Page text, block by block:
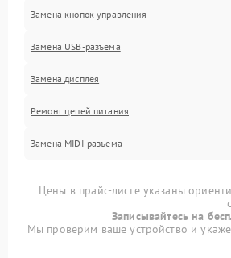
Замена кнопок управления
Замена USB-разъема
Замена дисплея
Ремонт цепей питания
Замена MIDI-разъема
Цены в прайс-листе указаны
Записывайтесь на
Мы проверим ваше устройство и